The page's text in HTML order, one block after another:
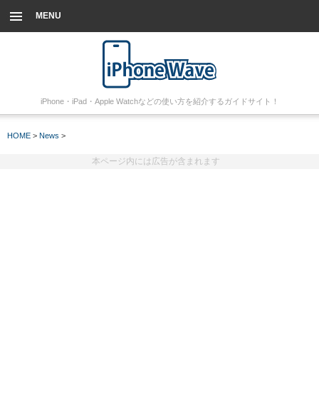
MENU
iPhone・iPad・Apple Watchなどの使い方を紹介するガイドサイト！
HOME > News >
本ページ内には広告が含まれます